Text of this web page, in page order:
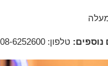
נוספים: טלפון: 08-6252600